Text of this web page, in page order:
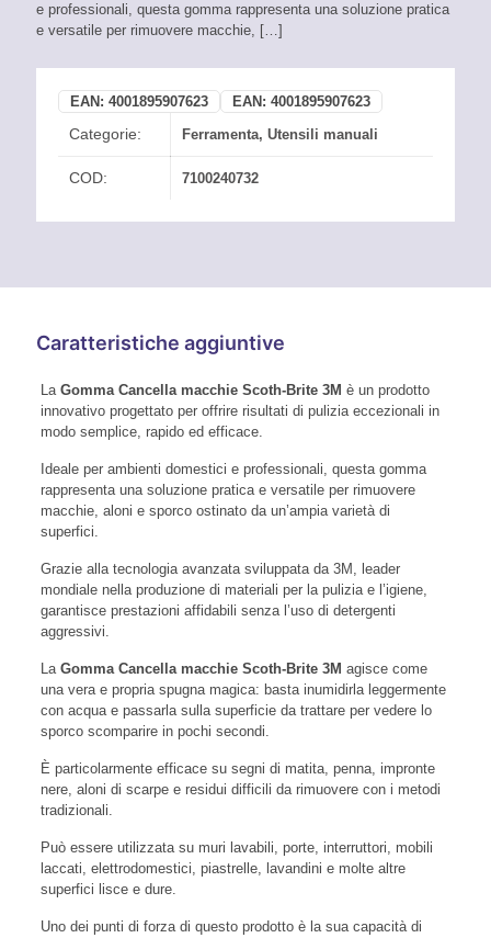
e professionali, questa gomma rappresenta una soluzione pratica
e versatile per rimuovere macchie, […]
EAN: 4001895907623 EAN: 4001895907623
Categorie: Ferramenta, Utensili manuali
COD: 7100240732
Caratteristiche aggiuntive
La Gomma Cancella macchie Scoth-Brite 3M è un prodotto
innovativo progettato per offrire risultati di pulizia eccezionali in
modo semplice, rapido ed efficace.
Ideale per ambienti domestici e professionali, questa gomma
rappresenta una soluzione pratica e versatile per rimuovere
macchie, aloni e sporco ostinato da un’ampia varietà di
superfici.
Grazie alla tecnologia avanzata sviluppata da 3M, leader
mondiale nella produzione di materiali per la pulizia e l’igiene,
garantisce prestazioni affidabili senza l’uso di detergenti
aggressivi.
La Gomma Cancella macchie Scoth-Brite 3M agisce come
una vera e propria spugna magica: basta inumidirla leggermente
con acqua e passarla sulla superficie da trattare per vedere lo
sporco scomparire in pochi secondi.
È particolarmente efficace su segni di matita, penna, impronte
nere, aloni di scarpe e residui difficili da rimuovere con i metodi
tradizionali.
Può essere utilizzata su muri lavabili, porte, interruttori, mobili
laccati, elettrodomestici, piastrelle, lavandini e molte altre
superfici lisce e dure.
Uno dei punti di forza di questo prodotto è la sua capacità di